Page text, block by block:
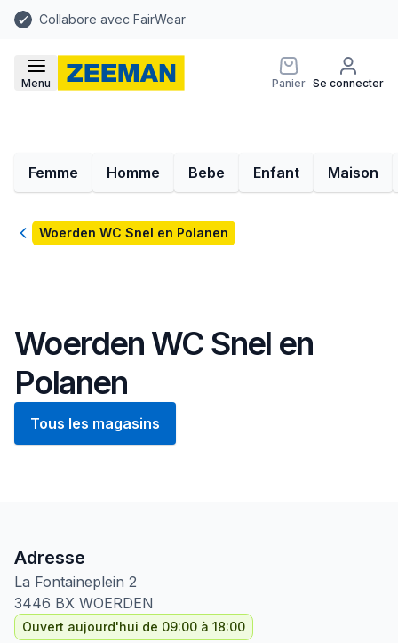
Collabore avec FairWear
Menu Panier Se connecter
Femme Homme Bebe Enfant Maison
RetourWoerden WC Snel en Polanen
Woerden WC Snel en
Polanen
Tous les magasins
Adresse
La Fontaineplein 2
3446 BX WOERDEN
Ouvert aujourd'hui de 09:00 à 18:00